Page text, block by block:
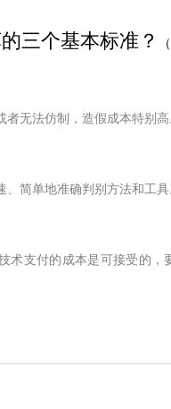
三个基本标准？
无法仿制，造假成本特别高
简单地准确判别方法和工具
术支付的成本是可接受的，